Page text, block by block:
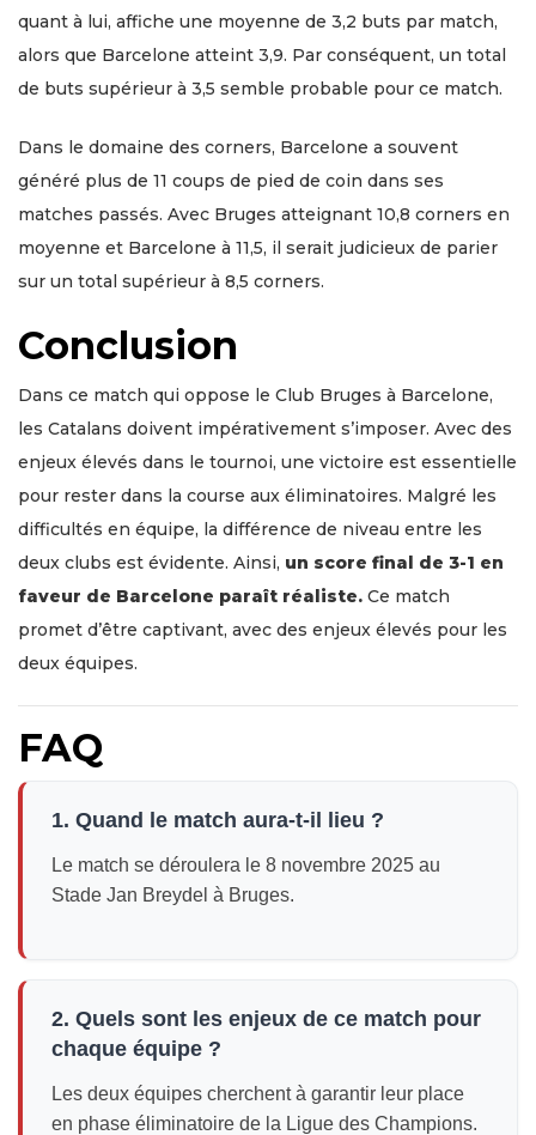
quant à lui, affiche une moyenne de 3,2 buts par match,
alors que Barcelone atteint 3,9. Par conséquent, un total
de buts supérieur à 3,5 semble probable pour ce match.
Dans le domaine des corners, Barcelone a souvent
généré plus de 11 coups de pied de coin dans ses
matches passés. Avec Bruges atteignant 10,8 corners en
moyenne et Barcelone à 11,5, il serait judicieux de parier
sur un total supérieur à 8,5 corners.
Conclusion
Dans ce match qui oppose le Club Bruges à Barcelone,
les Catalans doivent impérativement s’imposer. Avec des
enjeux élevés dans le tournoi, une victoire est essentielle
pour rester dans la course aux éliminatoires. Malgré les
difficultés en équipe, la différence de niveau entre les
deux clubs est évidente. Ainsi, un score final de 3-1 en
faveur de Barcelone paraît réaliste. Ce match
promet d’être captivant, avec des enjeux élevés pour les
deux équipes.
FAQ
1. Quand le match aura-t-il lieu ?
Le match se déroulera le 8 novembre 2025 au
Stade Jan Breydel à Bruges.
2. Quels sont les enjeux de ce match pour
chaque équipe ?
Les deux équipes cherchent à garantir leur place
en phase éliminatoire de la Ligue des Champions.